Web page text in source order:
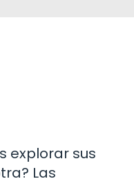
explorar sus
Las